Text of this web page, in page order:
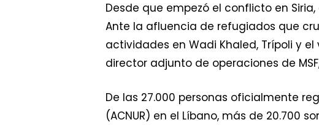
Desde que empezó el conflicto en
Ante la afluencia de refugiados que
actividades en Wadi Khaled, Trípoli y
director adjunto de operaciones de
De las 27.000 personas oficialmente
(ACNUR) en el Líbano, más de 20.700